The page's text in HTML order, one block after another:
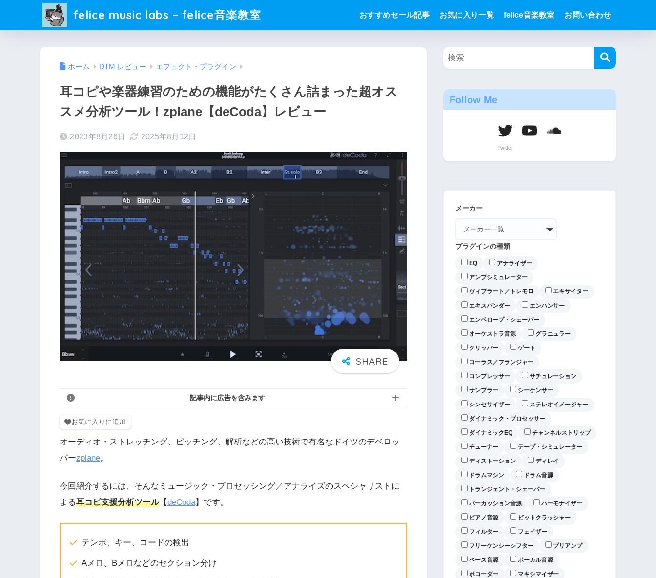
felice music labs – felice音楽教室 おすすめセール記事 お気に入り一覧 felice音楽教室 お問い合わせ
ホーム DTM レビュー エフェクト・プラグイン
耳コピや楽器練習のための機能がたくさん詰まった超オス
スメ分析ツール！zplane【deCoda】レビュー
2023年8月26日 2025年8月12日
記事内に広告を含みます
お気に入りに追加
オーディオ・ストレッチング、ピッチング、解析などの高い技術で有名なドイツのデベロッ
パーzplane。
今回紹介するには、そんなミュージック・プロセッシング／アナライズのスペシャリストに
よる耳コピ支援分析ツール【deCoda】です。
テンポ、キー、コードの検出
Aメロ、Bメロなどのセクション分け
Follow Me
メーカー
プラグインの種類
EQ アナライザー
アンプシミュレーター
ヴィブラート／トレモロ エキサイター
エキスパンダー エンハンサー
エンベロープ・シェーパー
オーケストラ音源 グラニュラー
クリッパー ゲート
コーラス／フランジャー
コンプレッサー サチュレーション
サンプラー シーケンサー
シンセサイザー ステレオイメージャー
ダイナミック・プロセッサー
ダイナミックEQ チャンネルストリップ
チューナー テープ・シミュレーター
ディストーション ディレイ
ドラムマシン ドラム音源
トランジェント・シェーパー
パーカッション音源 ハーモナイザー
ピアノ音源 ビットクラッシャー
フィルター フェイザー
フリーケンシーシフター プリアンプ
ベース音源 ボーカル音源
ボコーダー マキシマイザー